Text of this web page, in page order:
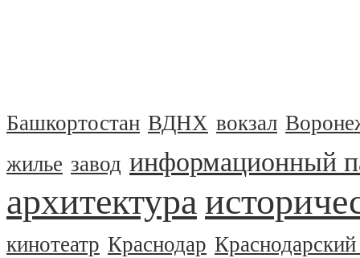
Башкортостан ВДНХ вокзал
жилье завод информационный
архитектура
кинотеатр Краснодар